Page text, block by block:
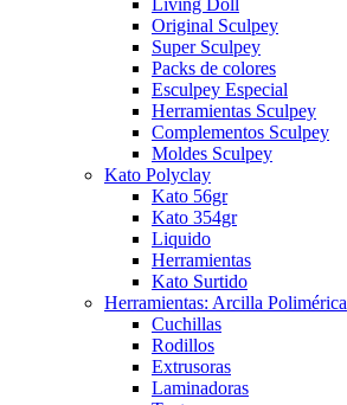
Original Sculpey
Super Sculpey
Packs de colores
Esculpey Especial
Herramientas Sculpey
Complementos Sculpey
Moldes Sculpey
Kato Polyclay
Kato 56gr
Kato 354gr
Liquido
Herramientas
Kato Surtido
Herramientas: Arcilla Polimérica
Cuchillas
Rodillos
Extrusoras
Laminadoras